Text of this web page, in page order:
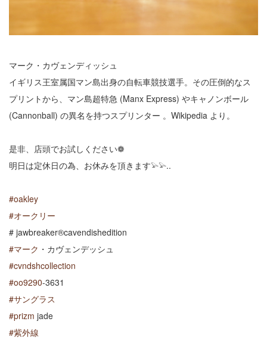
マーク・カヴェンディッシュ
イギリス王室属国マン島出身の自転車競技選手。その圧倒的なス
プリントから、マン島超特急 (Manx Express) やキャノンボール
(Cannonball) の異名を持つスプリンター 。Wikipedia より。
是非、店頭でお試しください❁
明日は定休日の為、お休みを頂きます𓅫𓅫..
#oakley
#オークリー
# jawbreaker®cavendishedition
#マーク ・カヴェンデッシュ
#cvndshcollection
#oo9290-3631
#サングラス
#prizm jade
#紫外線